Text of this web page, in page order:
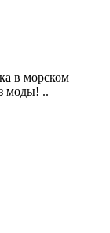
в морском
моды! ..